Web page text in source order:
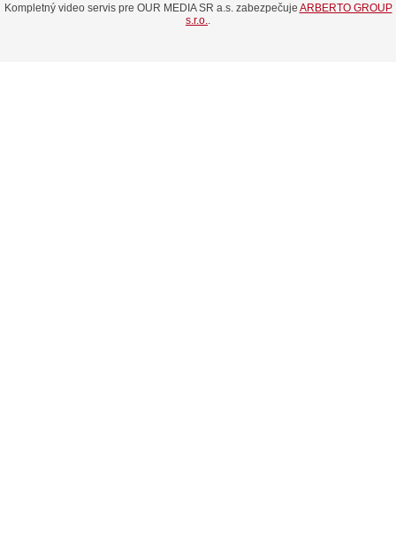
Kompletný video servis pre OUR MEDIA SR a.s. zabezpečuje ARBERTO GROUP
s.r.o.